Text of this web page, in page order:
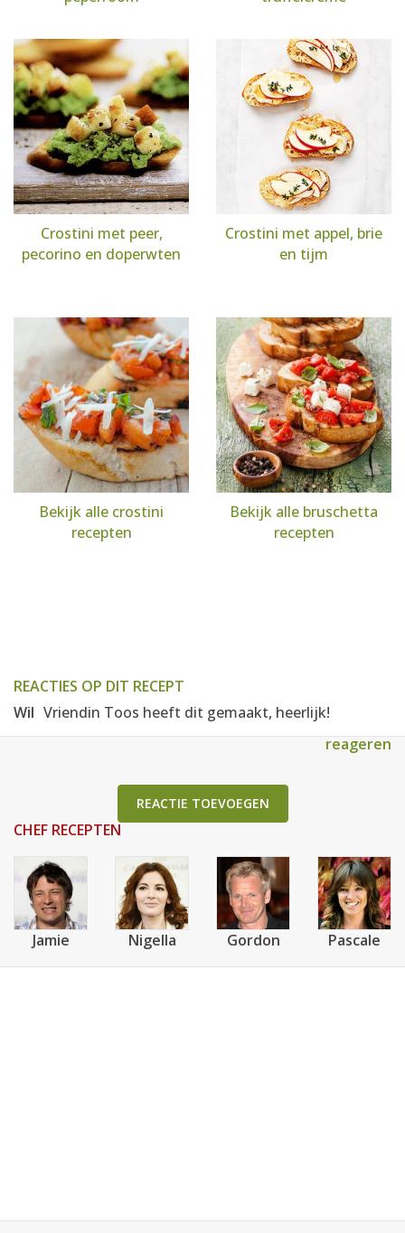
Crostini met peer,
pecorino en doperwten
Crostini met appel, brie
en tijm
Bekijk alle crostini
recepten
Bekijk alle bruschetta
recepten
REACTIES OP DIT RECEPT
Wil Vriendin Toos heeft dit gemaakt, heerlijk!
reageren
REACTIE TOEVOEGEN
CHEF RECEPTEN
Jamie Nigella Gordon Pascale